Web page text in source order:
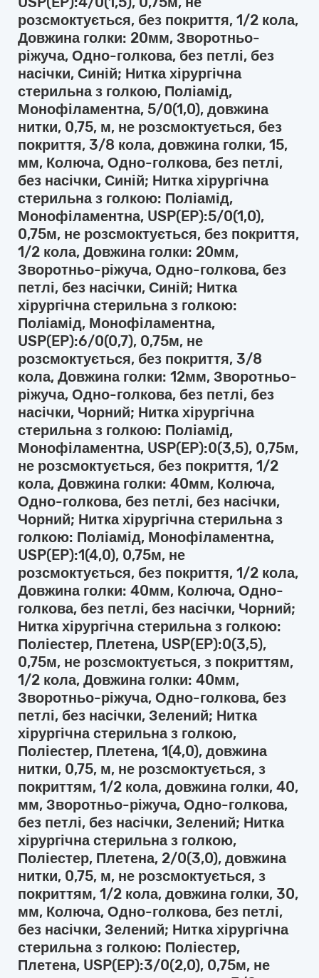
розсмоктується, без покриття, 1/2 кола,
Довжина голки: 20мм, Зворотньо-
ріжуча, Одно-голкова, без петлі, без
насічки, Синій; Нитка хірургічна
стерильна з голкою, Поліамід,
Монофіламентна, 5/0(1,0), довжина
нитки, 0,75, м, не розсмоктується, без
покриття, 3/8 кола, довжина голки, 15,
мм, Колюча, Одно-голкова, без петлі,
без насічки, Синій; Нитка хірургічна
стерильна з голкою: Поліамід,
Монофіламентна, USP(EP):5/0(1,0),
0,75м, не розсмоктується, без покриття,
1/2 кола, Довжина голки: 20мм,
Зворотньо-ріжуча, Одно-голкова, без
петлі, без насічки, Синій; Нитка
хірургічна стерильна з голкою:
Поліамід, Монофіламентна,
USP(EP):6/0(0,7), 0,75м, не
розсмоктується, без покриття, 3/8
кола, Довжина голки: 12мм, Зворотньо-
ріжуча, Одно-голкова, без петлі, без
насічки, Чорний; Нитка хірургічна
стерильна з голкою: Поліамід,
Монофіламентна, USP(EP):0(3,5), 0,75м,
не розсмоктується, без покриття, 1/2
кола, Довжина голки: 40мм, Колюча,
Одно-голкова, без петлі, без насічки,
Чорний; Нитка хірургічна стерильна з
голкою: Поліамід, Монофіламентна,
USP(EP):1(4,0), 0,75м, не
розсмоктується, без покриття, 1/2 кола,
Довжина голки: 40мм, Колюча, Одно-
голкова, без петлі, без насічки, Чорний;
Нитка хірургічна стерильна з голкою:
Поліестер, Плетена, USP(EP):0(3,5),
0,75м, не розсмоктується, з покриттям,
1/2 кола, Довжина голки: 40мм,
Зворотньо-ріжуча, Одно-голкова, без
петлі, без насічки, Зелений; Нитка
хірургічна стерильна з голкою,
Поліестер, Плетена, 1(4,0), довжина
нитки, 0,75, м, не розсмоктується, з
покриттям, 1/2 кола, довжина голки, 40,
мм, Зворотньо-ріжуча, Одно-голкова,
без петлі, без насічки, Зелений; Нитка
хірургічна стерильна з голкою,
Поліестер, Плетена, 2/0(3,0), довжина
нитки, 0,75, м, не розсмоктується, з
покриттям, 1/2 кола, довжина голки, 30,
мм, Колюча, Одно-голкова, без петлі,
без насічки, Зелений; Нитка хірургічна
стерильна з голкою: Поліестер,
Плетена, USP(EP):3/0(2,0), 0,75м, не